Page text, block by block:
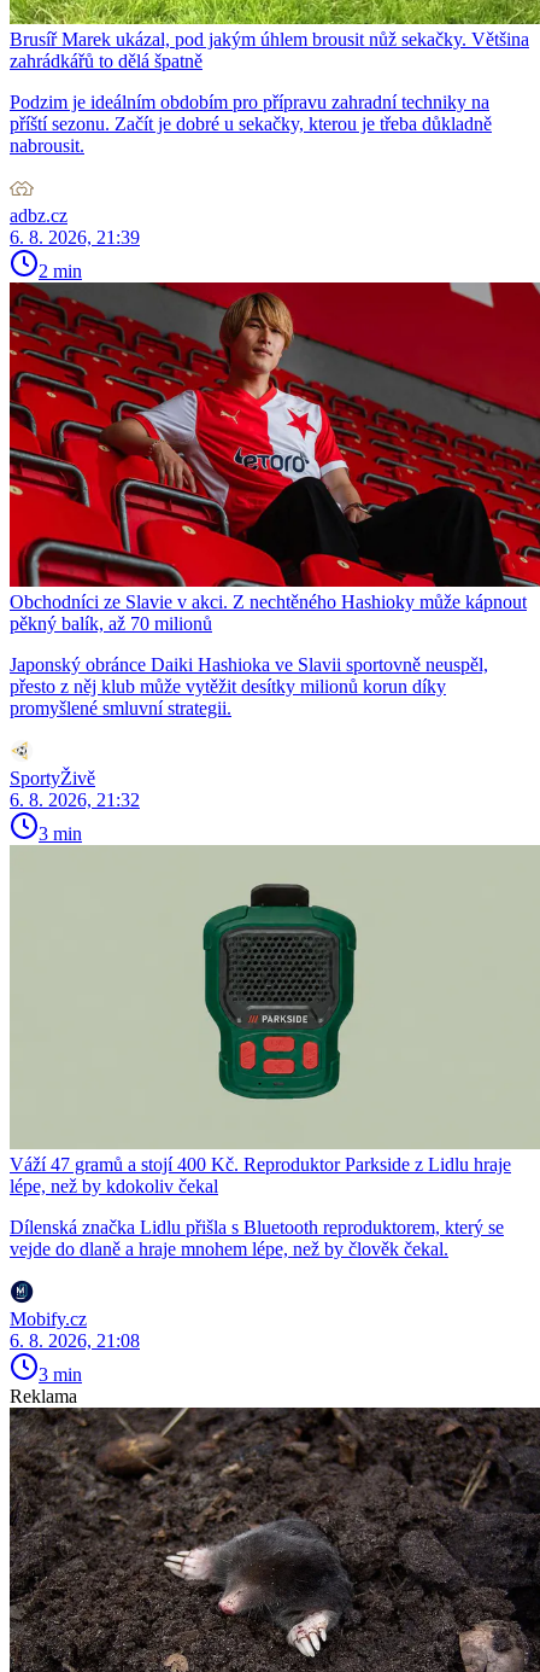
Brusíř Marek ukázal, pod jakým úhlem brousit nůž sekačky. Většina
zahrádkářů to dělá špatně
Podzim je ideálním obdobím pro přípravu zahradní techniky na
příští sezonu. Začít je dobré u sekačky, kterou je třeba důkladně
nabrousit.
adbz.cz
6. 8. 2026, 21:39
2 min
Obchodníci ze Slavie v akci. Z nechtěného Hashioky může kápnout
pěkný balík, až 70 milionů
Japonský obránce Daiki Hashioka ve Slavii sportovně neuspěl,
přesto z něj klub může vytěžit desítky milionů korun díky
promyšlené smluvní strategii.
SportyŽivě
6. 8. 2026, 21:32
3 min
Váží 47 gramů a stojí 400 Kč. Reproduktor Parkside z Lidlu hraje
lépe, než by kdokoliv čekal
Dílenská značka Lidlu přišla s Bluetooth reproduktorem, který se
vejde do dlaně a hraje mnohem lépe, než by člověk čekal.
Mobify.cz
6. 8. 2026, 21:08
3 min
Reklama